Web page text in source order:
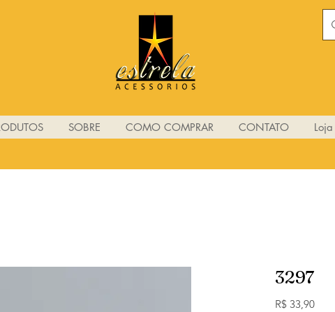
SOBRE COMO COMPRAR CONTATO Loja
3297
R$ 33,90Preço